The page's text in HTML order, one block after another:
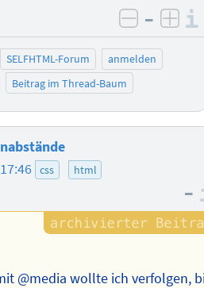
negativ
–
SELFHTML-Forum
anmelden
Beitrag im Thread-Baum
css html
–
@media wollte ich verfolgen,